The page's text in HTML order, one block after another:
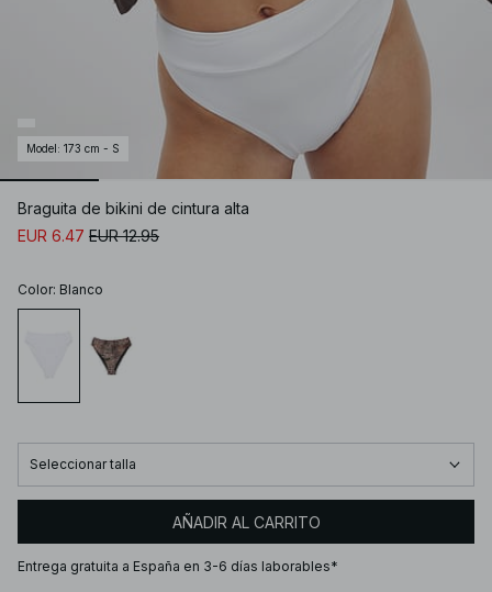
Model : 173 cm - S
Braguita de bikini de cintura alta
EUR 6.47 EUR 12.95
Color: Blanco
Seleccionar talla
AÑADIR AL CARRITO
Entrega gratuita a España en 3-6 días laborables*